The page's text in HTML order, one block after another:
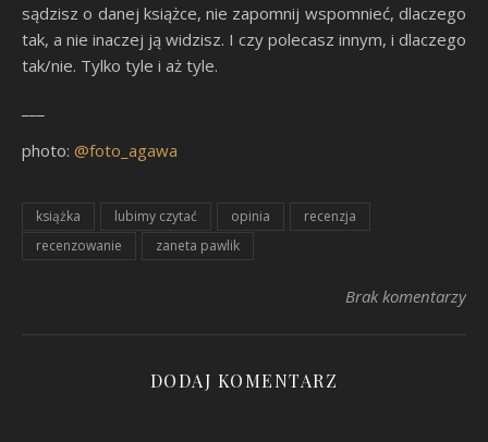
sądzisz o danej książce, nie zapomnij wspomnieć, dlaczego
tak, a nie inaczej ją widzisz. I czy polecasz innym, i dlaczego
tak/nie. Tylko tyle i aż tyle.
photo: @foto_agawa
książka lubimy czytać opinia
recenzja
recenzowanie
zaneta pawlik
Brak komentarzy
DODAJ KOMENTARZ